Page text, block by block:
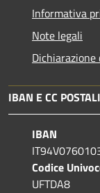
Informativa
Note legali
IBAN E CC POSTALI
IBAN
Codice
UFTDA8